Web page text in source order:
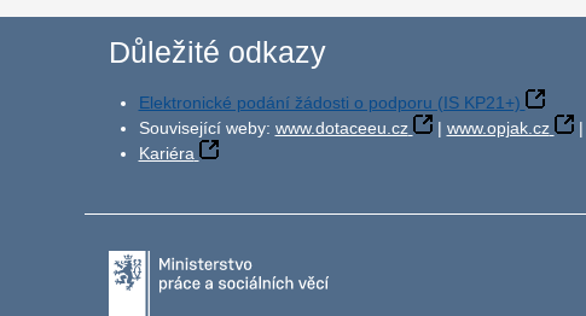
Důležité odkazy
Elektronické podání žádosti o podporu (IS KP21+)
Související weby: www.dotaceeu.cz | www.opjak.cz |
Kariéra